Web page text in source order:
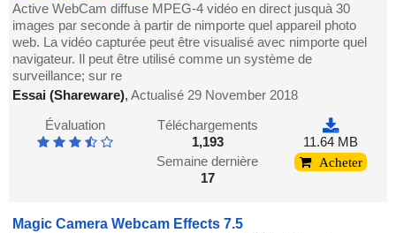
Active WebCam diffuse MPEG-4 vidéo en direct jusquà 30
images par seconde à partir de nimporte quel appareil photo
web. La vidéo capturée peut être visualisé avec nimporte quel
navigateur. Il peut être utilisé comme un système de
surveillance; sur re
Essai (Shareware),Actualisé 29 November 2018
Évaluation
Téléchargements
1,193
Semaine dernière
17
11.64 MB
Acheter
Magic Camera Webcam Effects 7.5